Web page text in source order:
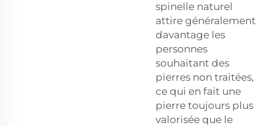
spinelle naturel
attire généralement
davantage les
personnes
souhaitant des
pierres non traitées,
ce qui en fait une
pierre toujours plus
valorisée que le